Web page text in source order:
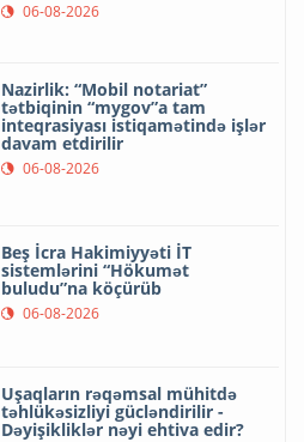
06-08-2026
Nazirlik: “Mobil notariat”
tətbiqinin “mygov”a tam
inteqrasiyası istiqamətində işlər
davam etdirilir
06-08-2026
Beş İcra Hakimiyyəti İT
sistemlərini “Hökumət
buludu”na köçürüb
06-08-2026
Uşaqların rəqəmsal mühitdə
təhlükəsizliyi gücləndirilir -
Dəyişikliklər nəyi ehtiva edir?